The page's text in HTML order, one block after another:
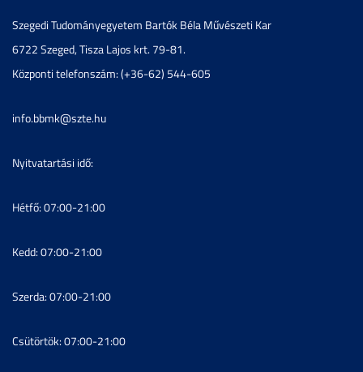
Szegedi Tudományegyetem Bartók Béla Művészeti Kar
6722 Szeged, Tisza Lajos krt. 79-81.
Központi telefonszám: (+36-62) 544-605
info.bbmk@szte.hu
Nyitvatartási idő:
Hétfő: 07:00-21:00
Kedd: 07:00-21:00
Szerda: 07:00-21:00
Csütörtök: 07:00-21:00